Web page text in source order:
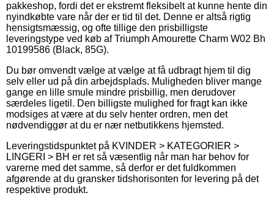
pakkeshop, fordi det er ekstremt fleksibelt at kunne hente din
nyindkøbte vare når der er tid til det. Denne er altså rigtig
hensigtsmæssig, og ofte tillige den prisbilligste
leveringstype ved køb af Triumph Amourette Charm W02 Bh
10199586 (Black, 85G).
Du bør omvendt vælge at vælge at få udbragt hjem til dig
selv eller ud på din arbejdsplads. Muligheden bliver mange
gange en lille smule mindre prisbillig, men derudover
særdeles ligetil. Den billigste mulighed for fragt kan ikke
modsiges at være at du selv henter ordren, men det
nødvendiggør at du er nær netbutikkens hjemsted.
Leveringstidspunktet på KVINDER > KATEGORIER >
LINGERI > BH er ret så væsentlig når man har behov for
varerne med det samme, så derfor er det fuldkommen
afgørende at du gransker tidshorisonten for levering på det
respektive produkt.